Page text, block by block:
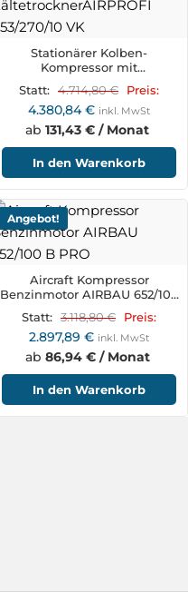
Stationärer Kolben-
Kompressor mit
853/270/10 VK
Statt: 4.714,80€ Preis:
4.380,84€ inkl. MwSt
ab 131,43 € / Monat
In den Warenkorb
Angebot!
Aircraft Kompressor
Benzinmotor AIRBAU 652/100
Statt: 3.118,80€ Preis:
2.897,89 € inkl. MwSt
ab 86,94 € / Monat
In den Warenkorb